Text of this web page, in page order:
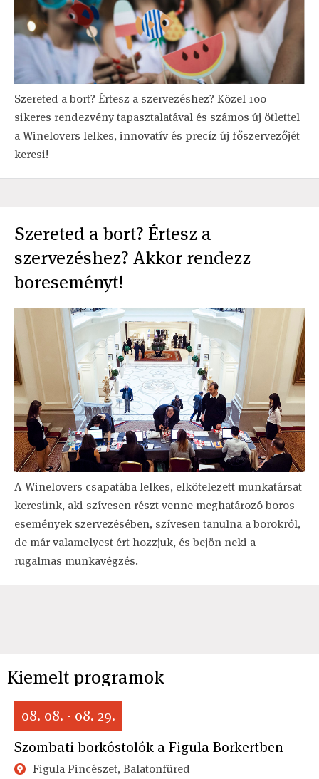
Szereted a bort? Értesz a szervezéshez? Közel 100
sikeres rendezvény tapasztalatával és számos új ötlettel
a Winelovers lelkes, innovatív és precíz új főszervezőjét
keresi!
Szereted a bort? Értesz a
szervezéshez? Akkor rendezz
boreseményt!
A Winelovers csapatába lelkes, elkötelezett munkatársat
keresünk, aki szívesen részt venne meghatározó boros
események szervezésében, szívesen tanulna a borokról,
de már valamelyest ért hozzjuk, és bejön neki a
rugalmas munkavégzés.
Kiemelt programok
08. 08. - 08. 29.
Szombati borkóstolók a Figula Borkertben
Figula Pincészet, Balatonfüred